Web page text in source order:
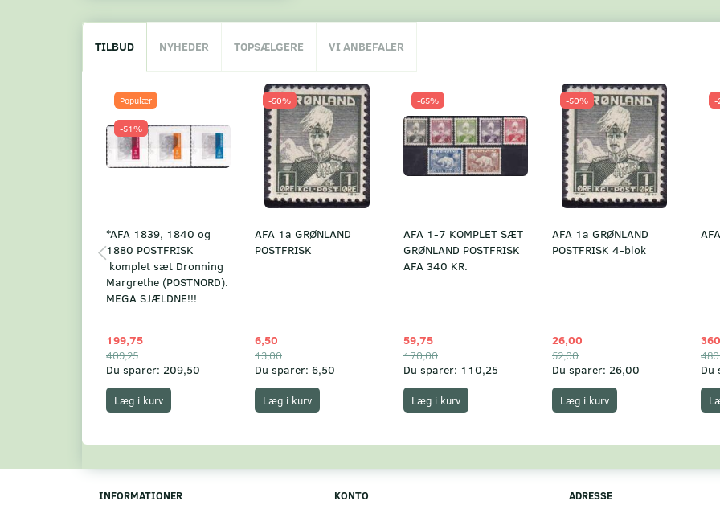
TILBUD NYHEDER TOPSÆLGERE VI ANBEFALER
Populær
-51%
*AFA 1839, 1840 og
1880 POSTFRISK
komplet sæt Dronning
Margrethe (POSTNORD).
MEGA SJÆLDNE!!!
199,75
409,25
Du sparer: 209,50
Læg i kurv
-50%
AFA 1a GRØNLAND
POSTFRISK
6,50
13,00
Du sparer: 6,50
Læg i kurv
-65%
AFA 1-7 KOMPLET SÆT
GRØNLAND POSTFRISK
AFA 340 KR.
59,75
170,00
Du sparer: 110,25
Læg i kurv
-50%
AFA 1a GRØNLAND
POSTFRISK 4-blok
26,00
52,00
Du sparer: 26,00
Læg i kurv
-
Du
INFORMATIONER KONTO ADRESSE